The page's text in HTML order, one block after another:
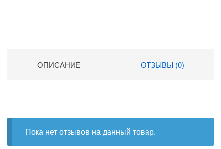
ОПИСАНИЕ ОТЗЫВЫ (0)
Пока нет отзывов на данный товар.